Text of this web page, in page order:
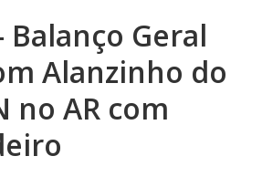
Balanço Geral
Alanzinho do
no AR com